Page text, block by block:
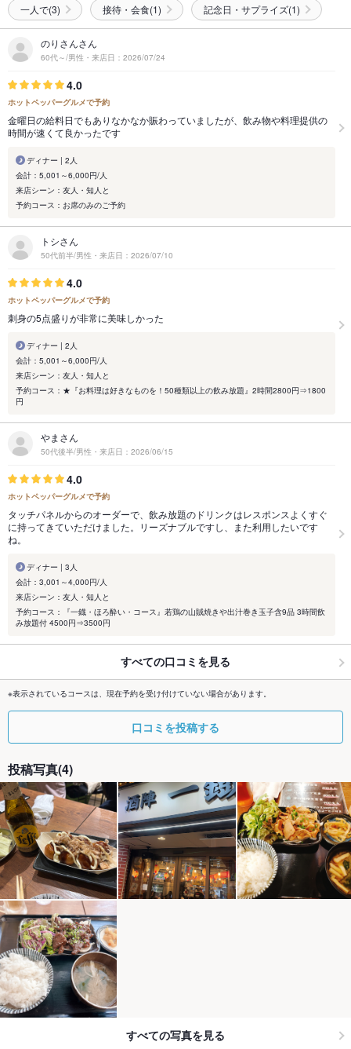
一人で(3) 接待・会食(1) 記念日・サプライズ(1)
のりさんさん
60代～/男性・来店日：2026/07/24
4.0
ホットペッパーグルメで予約
金曜日の給料日でもありなかなか賑わっていましたが、飲み物や料理提供の
時間が速くて良かったです
ディナー | 2人
会計：5,001～6,000円/人
来店シーン：友人・知人と
予約コース：お席のみのご予約
トシさん
50代前半/男性・来店日：2026/07/10
4.0
ホットペッパーグルメで予約
刺身の5点盛りが非常に美味しかった
ディナー | 2人
会計：5,001～6,000円/人
来店シーン：友人・知人と
予約コース：★『お料理は好きなものを！50種類以上の飲み放題』2時間2800円⇒1800
円
やまさん
50代後半/男性・来店日：2026/06/15
4.0
ホットペッパーグルメで予約
タッチパネルからのオーダーで、飲み放題のドリンクはレスポンスよくすぐ
に持ってきていただけました。リーズナブルですし、また利用したいです
ね。
ディナー | 3人
会計：3,001～4,000円/人
来店シーン：友人・知人と
予約コース：『一鐡・ほろ酔い・コース』若鶏の山賊焼きや出汁巻き玉子含9品 3時間飲
み放題付 4500円⇒3500円
すべての口コミを見る
※表示されているコースは、現在予約を受け付けていない場合があります。
口コミを投稿する
投稿写真(4)
すべての写真を見る